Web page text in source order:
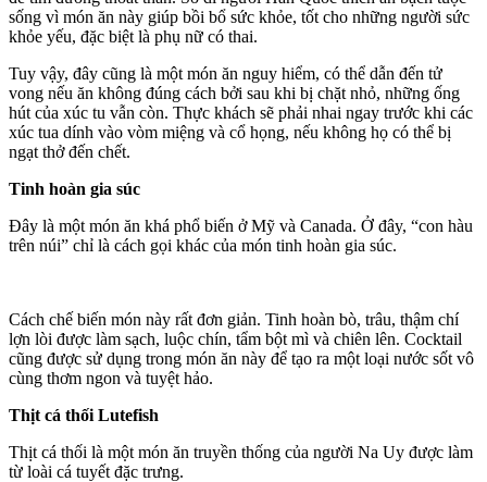
sống vì món ăn này giúp bồi bổ sức khỏe, tốt cho những người sức
khỏe yếu, đặc biệt là phụ nữ có thai.
Tuy vậy, đây cũng là một món ăn nguy hiểm, có thể dẫn đến tử
vong nếu ăn không đúng cách bởi sau khi bị chặt nhỏ, những ống
hút của xúc tu vẫn còn. Thực khách sẽ phải nhai ngay trước khi các
xúc tua dính vào vòm miệng và cổ họng, nếu không họ có thể bị
ngạt thở đến chết.
Tinh hoàn gia súc
Đây là một món ăn khá phổ biến ở Mỹ và Canada. Ở đây, “con hàu
trên núi” chỉ là cách gọi khác của món tinh hoàn gia súc.
Cách chế biến món này rất đơn giản. Tinh hoàn bò, trâu, thậm chí
lợn lòi được làm sạch, luộc chín, tẩm bột mì và chiên lên. Cocktail
cũng được sử dụng trong món ăn này để tạo ra một loại nước sốt vô
cùng thơm ngon và tuyệt hảo.
Thịt cá thối Lutefish
Thịt cá thối là một món ăn truyền thống của người Na Uy được làm
từ loài cá tuyết đặc trưng.